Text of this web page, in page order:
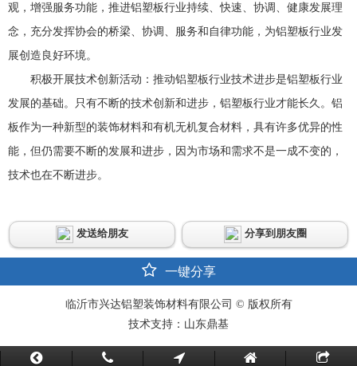
观，增强服务功能，推进铝塑板行业持续、快速、协调、健康发展理
念，充分发挥协会的桥梁、协调、服务和自律功能，为铝塑板行业发
展创造良好环境。
积极开展技术创新活动：推动铝塑板行业技术进步是铝塑板行业
发展的基础。只有不断的技术创新和进步，铝塑板行业才能长久。铝
板作为一种新型的装饰材料和有机无机复合材料，具有许多优异的性
能，但仍需要不断的发展和进步，因为市场和需求不是一成不变的，
技术也在不断进步。
发送给朋友 分享到朋友圈
一键分享
临沂市兴达铝塑装饰材料有限公司 © 版权所有
技术支持：山东鼎基